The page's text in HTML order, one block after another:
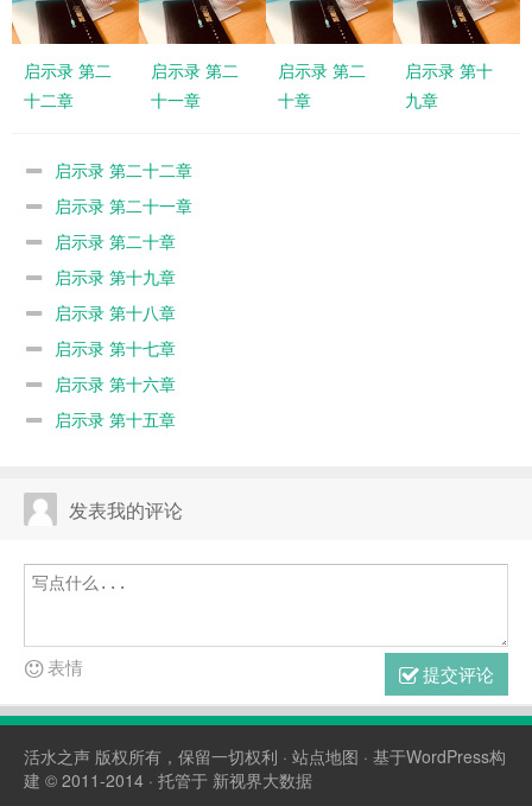
启示录 第二
十二章
启示录 第二
十一章
启示录 第二
十章
启示录 第十
九章
启示录 第二十二章
启示录 第二十一章
启示录 第二十章
启示录 第十九章
启示录 第十八章
启示录 第十七章
启示录 第十六章
启示录 第十五章
发表我的评论
提交评论
表情
活水之声 版权所有，保留一切权利 · 站点地图 · 基于WordPress构
建 © 2011-2014 · 托管于 新视界大数据